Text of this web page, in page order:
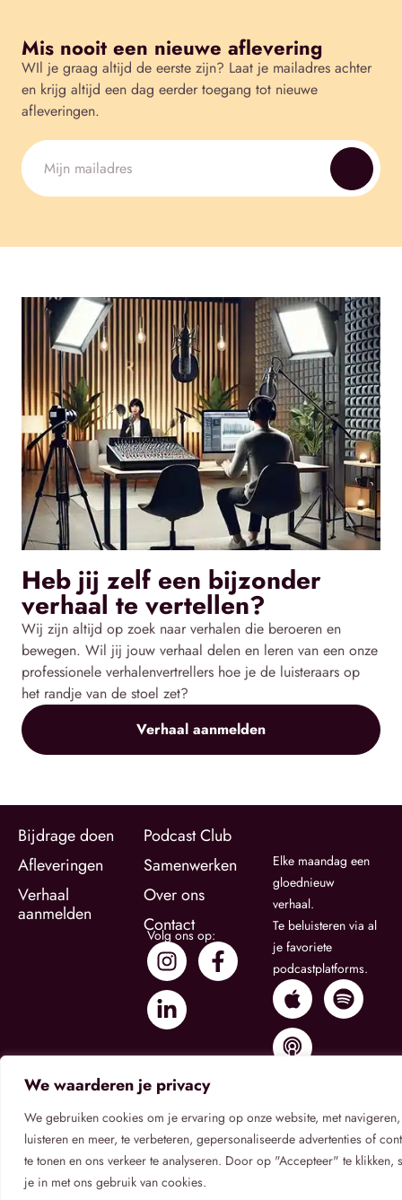
We waarderen je privacy
We gebruiken cookies om je ervaring op onze website, met navigeren,
luisteren en meer, te verbeteren, gepersonaliseerde advertenties of
te tonen en ons verkeer te analyseren. Door op "Accepteer" te klikken,
je in met ons gebruik van cookies.
Mis nooit een nieuwe aflevering
WIl je graag altijd de eerste zijn? Laat je mailadres achter
en krijg altijd een dag eerder toegang tot nieuwe
afleveringen.
Heb jij zelf een bijzonder
verhaal te vertellen?
Wij zijn altijd op zoek naar verhalen die beroeren en
bewegen. Wil jij jouw verhaal delen en leren van een onze
professionele verhalenvertrellers hoe je de luisteraars op
het randje van de stoel zet?
Verhaal aanmelden
Bijdrage doen
Afleveringen
Verhaal
aanmelden
Podcast Club
Samenwerken
Over ons
Contact
Volg ons op:
Elke maandag een
gloednieuw
verhaal.
Te beluisteren via al
je favoriete
podcastplatforms.
PrivacybeleidAlgemene VoorwaardenCookietoestemming
© 2026 Verhaal Onbekend.